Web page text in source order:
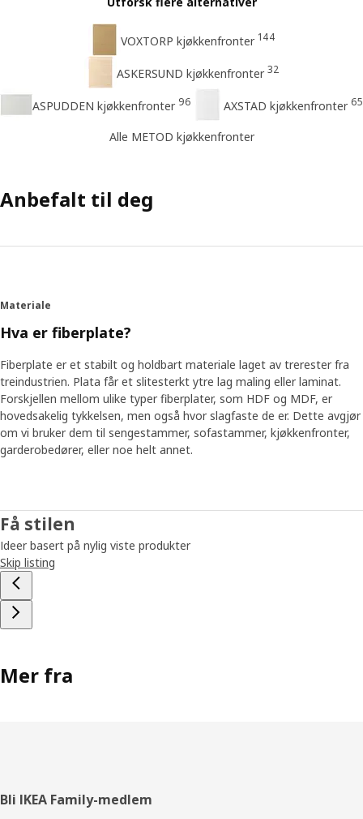
VOXTORP kjøkkenfronter 144
ASKERSUND kjøkkenfronter 32
ASPUDDEN kjøkkenfronter 96 AXSTAD kjøkkenfronter 65
Alle METOD kjøkkenfronter
Anbefalt til deg
Materiale
Hva er fiberplate?
Fiberplate er et stabilt og holdbart materiale laget av trerester fra
treindustrien. Plata får et slitesterkt ytre lag maling eller laminat.
Forskjellen mellom ulike typer fiberplater, som HDF og MDF, er
hovedsakelig tykkelsen, men også hvor slagfaste de er. Dette avgjør
om vi bruker dem til sengestammer, sofastammer, kjøkkenfronter,
garderobedører, eller noe helt annet.
Få stilen
Ideer basert på nylig viste produkter
Skip listing
Mer fra
Bunntekst
Bli IKEA Family-medlem